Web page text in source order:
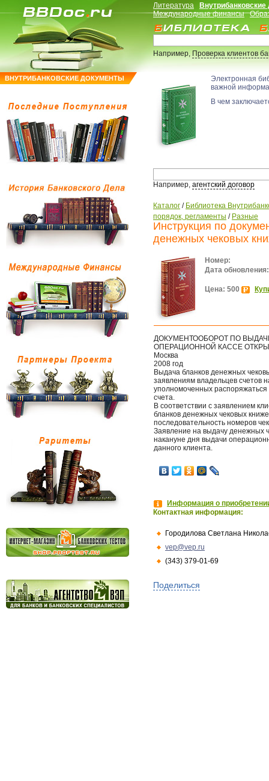
ВНУТРИБАНКОВСКИЕ ДОКУМЕНТЫ
Литература
Международные финансы
Например,Проверка клиентов
Электронная
важной
В чем
Например, агентский договор
Каталог / Библиотека
порядок, регламенты / Разные
Инструкция по
денежных чековых
Номер:
Дата обновления:
Цена: 500
ДОКУМЕНТООБОРОТ ПО
ОПЕРАЦИОННОЙ КАССЕ
Москва
2008 год
Выдача бланков денежных
заявлениям владельцев счетов
уполномоченных распоряжаться
счета.
В соответствии с заявлением
бланков денежных чековых
последовательность номеров
Заявление на выдачу денежных
накануне дня выдачи
данного клиента.
Информация о
Контактная информация:
Городилова Светлана
vep@vep.ru
(343) 379-01-69
Поделиться